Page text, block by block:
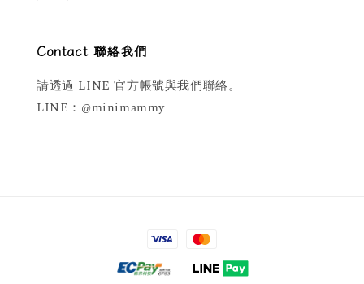
Contact 聯絡我們
請透過 LINE 官方帳號與我們聯絡。
LINE：@minimammy